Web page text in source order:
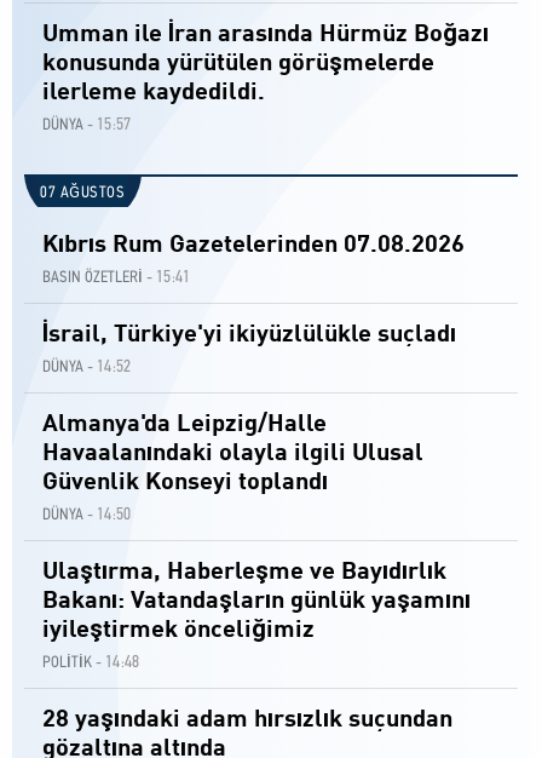
Umman ile İran arasında Hürmüz Boğazı
konusunda yürütülen görüşmelerde
ilerleme kaydedildi.
DÜNYA - 15:57
07 AĞUSTOS
Kıbrıs Rum Gazetelerinden 07.08.2026
BASIN ÖZETLERİ - 15:41
İsrail, Türkiye'yi ikiyüzlülükle suçladı
DÜNYA - 14:52
Almanya'da Leipzig/Halle
Havaalanındaki olayla ilgili Ulusal
Güvenlik Konseyi toplandı
DÜNYA - 14:50
Ulaştırma, Haberleşme ve Bayıdırlık
Bakanı: Vatandaşların günlük yaşamını
iyileştirmek önceliğimiz
POLİTİK - 14:48
28 yaşındaki adam hırsızlık suçundan
gözaltına altında